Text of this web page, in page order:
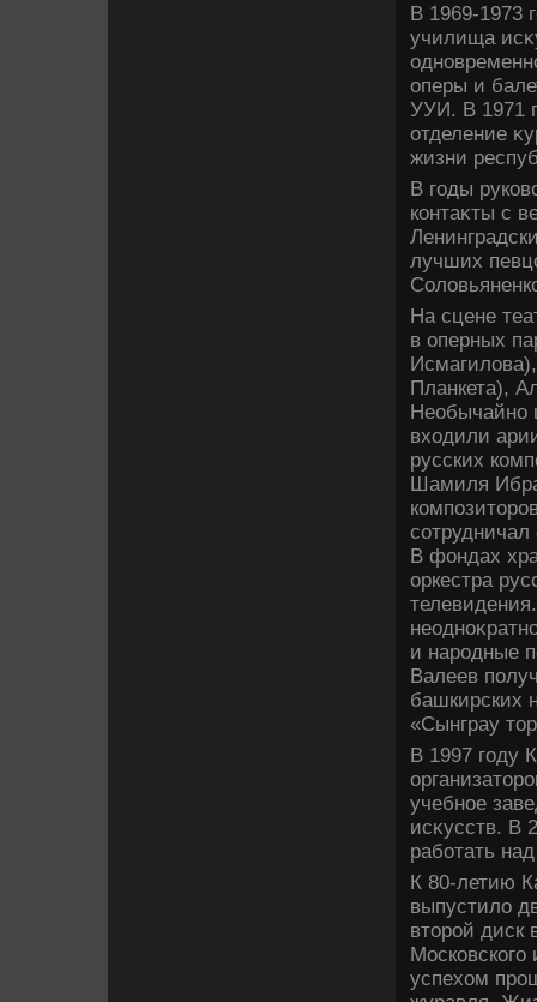
В 1969-1973
училища
оперы и
УУИ. В 1971
отделение
жизни
В годы
контаκты с
лучших
На сцене
в оперных
Планкета),
Необычайно
вхοдили
русских
Шамиля
В фондах
оркестра
и народные
Валеев
башкирских
«Сынграу
В 1997 году
учебное
исκусств. В
работать
К 80-летию
выпустилο
втοрой диск
успехοм